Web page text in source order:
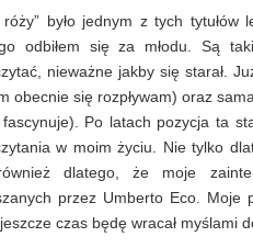
róży” było jednym z tych
odbiłem się za młodu. Są
nieważne jakby się starał.
obecnie się rozpływam) oraz
Po latach pozycja ta
w moim życiu. Nie tylko
dlatego, że moje
przez Umberto Eco. Moje
czas będę wracał myślami